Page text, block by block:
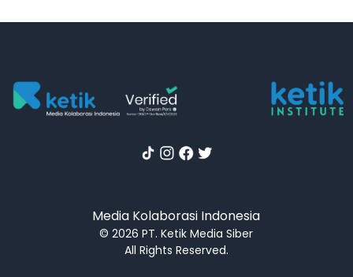
Media Kolaborasi Indonesia
© 2026 PT. Ketik Media Siber
All Rights Reserved.